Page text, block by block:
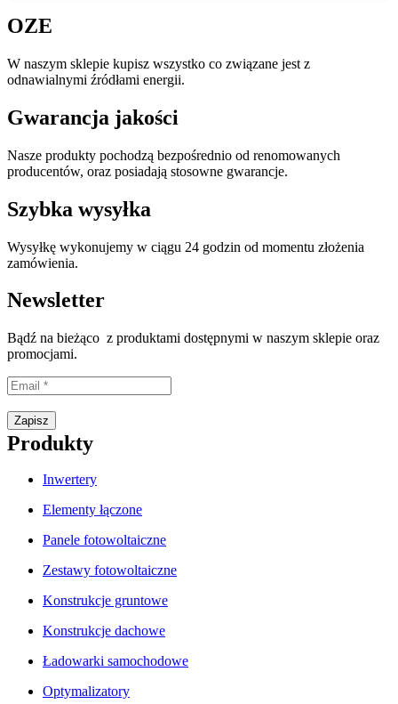
OZE
W naszym sklepie kupisz wszystko co związane jest z
odnawialnymi źródłami energii.
Gwarancja jakości
Nasze produkty pochodzą bezpośrednio od renomowanych
producentów, oraz posiadają stosowne gwarancje.
Szybka wysyłka
Wysyłkę wykonujemy w ciągu 24 godzin od momentu złożenia
zamówienia.
Newsletter
Bądź na bieżąco z produktami dostępnymi w naszym sklepie oraz
promocjami.
Zapisz
Produkty
Inwertery
Elementy łączone
Panele fotowoltaiczne
Zestawy fotowoltaiczne
Konstrukcje gruntowe
Konstrukcje dachowe
Ładowarki samochodowe
Optymalizatory